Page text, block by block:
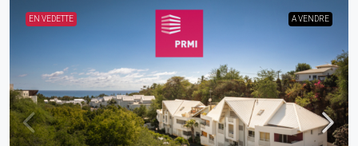
EN VEDETTE A VENDRE